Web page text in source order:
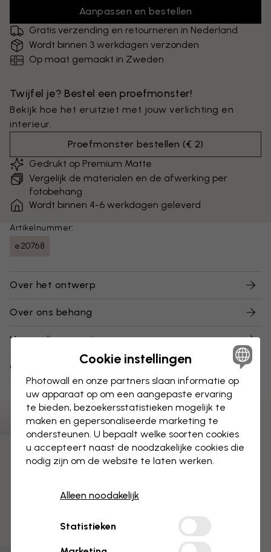
Aanpassen en bestellen
Gratis verzending en retourneren in Nederland
Wordt binnen 3 werkdagen verzonden
Op maat gemaakt in Zweden
Twijfel je? Bestel een proefmonster!
Bekijk hoe het eruitziet met jouw verlichting en
interieur.
Proefmonster bestellen (€ 2)
Gedrukt op Premium Matte
Vergelijk de materialen en de afwerking per
fotobehang
Wordt binnen 4-6 werkdagen geleverd
Artikelnummer:
e20768
Over het ontwerp
Over ons behang
Verzending en retourneren
Over onze stalenCookie instellingen
Photowall en onze partners slaan informatie op
uw apparaat op om een aangepaste ervaring
te bieden, bezoekersstatistieken mogelijk te
maken en gepersonaliseerde marketing te
ondersteunen. U bepaalt welke soorten cookies
u accepteert naast de noodzakelijke cookies die
nodig zijn om de website te laten werken.
Alleen noodakelijk
Statistieken